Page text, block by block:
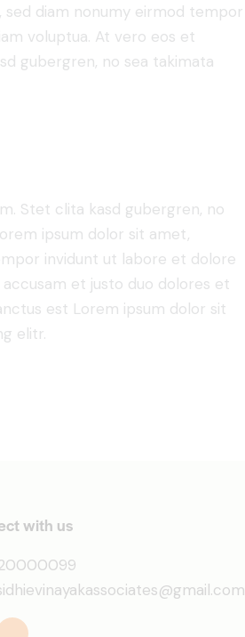
diam nonumy eirmod tempor
voluptua. At vero eos et
gubergren, no sea takimata
Stet clita kasd gubergren, no
ipsum dolor sit amet,
invidunt ut labore et dolore
et justo duo dolores et
est Lorem ipsum dolor sit
elitr.
with us